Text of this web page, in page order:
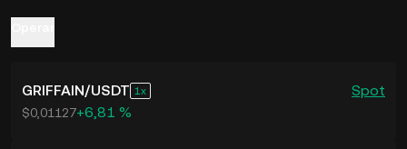
GRIFFAIN/USDT 1 Spot
$0,01127+6,81 %